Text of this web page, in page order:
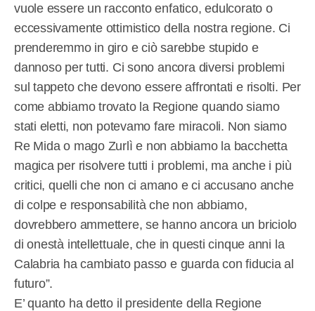
vuole essere un racconto enfatico, edulcorato o
eccessivamente ottimistico della nostra regione. Ci
prenderemmo in giro e ciò sarebbe stupido e
dannoso per tutti. Ci sono ancora diversi problemi
sul tappeto che devono essere affrontati e risolti. Per
come abbiamo trovato la Regione quando siamo
stati eletti, non potevamo fare miracoli. Non siamo
Re Mida o mago Zurlì e non abbiamo la bacchetta
magica per risolvere tutti i problemi, ma anche i più
critici, quelli che non ci amano e ci accusano anche
di colpe e responsabilità che non abbiamo,
dovrebbero ammettere, se hanno ancora un briciolo
di onestà intellettuale, che in questi cinque anni la
Calabria ha cambiato passo e guarda con fiducia al
futuro”.
E’ quanto ha detto il presidente della Regione